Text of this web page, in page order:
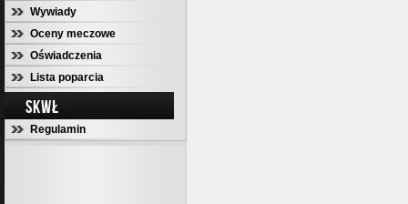
Wywiady
Oceny meczowe
Oświadczenia
Lista poparcia
SKWŁ
Regulamin